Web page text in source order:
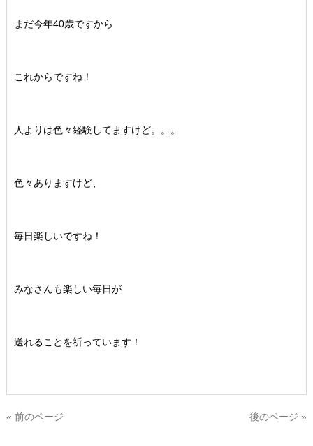
まだ今年40歳ですから
これからですね！
人よりは色々経験してますけど。。。
色々ありますけど、
毎日楽しいですね！
みなさんも楽しい毎日が
送れることを祈っています！
« 前のページ 後のページ »